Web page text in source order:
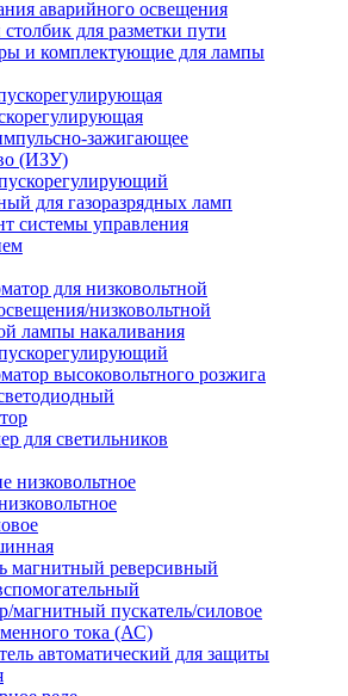
аварийного освещения
для разметки пути
и комплектующие для лампы
зажигающее
(ИЗУ)
для газоразрядных ламп
системы управления
для низковольтной
низковольтной
лампы накаливания
высоковольтного розжига
для светильников
магнитный реверсивный
магнитный пускатель/силовое
тока (АС)
автоматический для защиты